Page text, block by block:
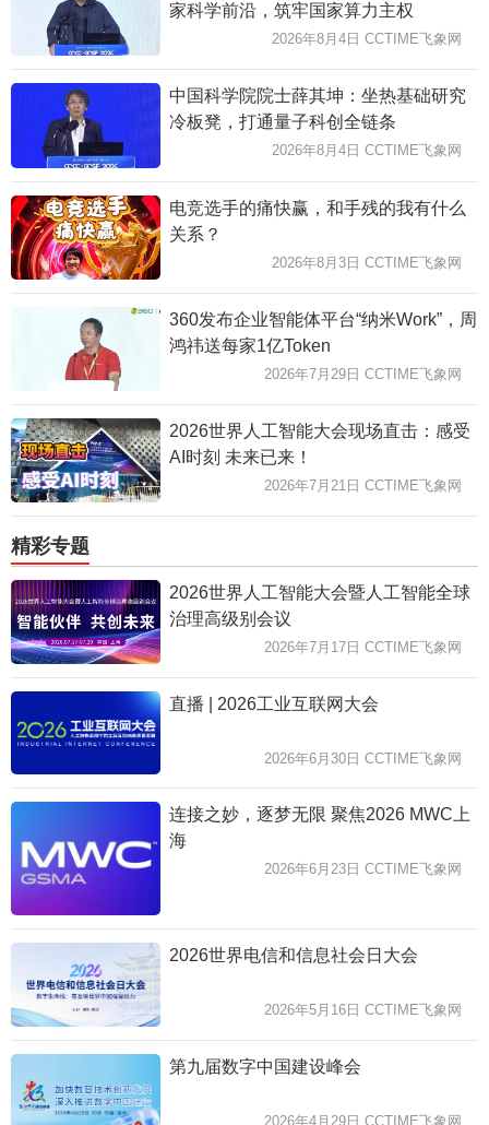
家科学前沿，筑牢国家算力主权
2026年8月4日 CCTIME飞象网
中国科学院院士薛其坤：坐热基础研究
冷板凳，打通量子科创全链条
2026年8月4日 CCTIME飞象网
电竞选手的痛快赢，和手残的我有什么
关系？
2026年8月3日 CCTIME飞象网
360发布企业智能体平台“纳米Work”，周
鸿祎送每家1亿Token
2026年7月29日 CCTIME飞象网
2026世界人工智能大会现场直击：感受
AI时刻 未来已来！
2026年7月21日 CCTIME飞象网
精彩专题
2026世界人工智能大会暨人工智能全球
治理高级别会议
2026年7月17日 CCTIME飞象网
直播 | 2026工业互联网大会
2026年6月30日 CCTIME飞象网
连接之妙，逐梦无限 聚焦2026 MWC上
海
2026年6月23日 CCTIME飞象网
2026世界电信和信息社会日大会
2026年5月16日 CCTIME飞象网
第九届数字中国建设峰会
2026年4月29日 CCTIME飞象网